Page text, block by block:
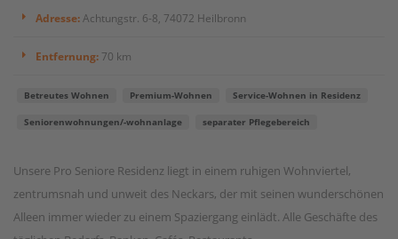
Adresse:Achtungstr. 6-8, 74072 Heilbronn
Entfernung: 70 km
Betreutes Wohnen Premium-Wohnen Service-Wohnen in Residenz
Seniorenwohnungen/-wohnanlage separater Pflegebereich
Unsere Pro Seniore Residenz liegt in einem ruhigen Wohnviertel,
zentrumsnah und unweit des Neckars, der mit seinen wunderschönen
Alleen immer wieder zu einem Spaziergang einlädt. Alle Geschäfte des